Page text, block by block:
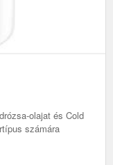
olajat és Cold
számára